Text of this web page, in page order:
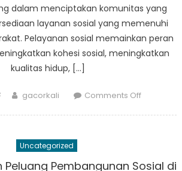
dalam menciptakan komunitas yang
layanan sosial yang memenuhi
Pelayanan sosial memainkan peran
kohesi sosial, meningkatkan
kualitas hidup, […]
Author
gacorkali Comments Offon
Kuat:
Uncategorized
Pembangunan Sosial di